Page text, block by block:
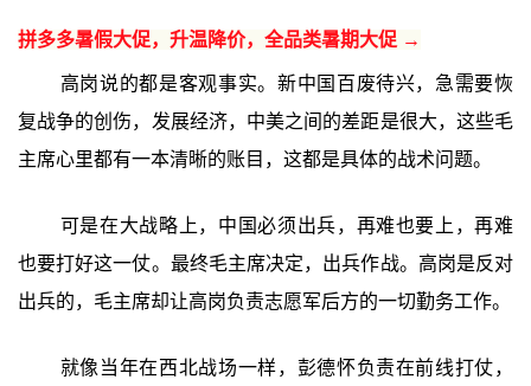
拼多多暑假大促，升温降价，全品类暑期大促 →
高岗说的都是客观事实。新中国百废待兴，急需要恢
复战争的创伤，发展经济，中美之间的差距是很大，这些毛
主席心里都有一本清晰的账目，这都是具体的战术问题。
可是在大战略上，中国必须出兵，再难也要上，再难
也要打好这一仗。最终毛主席决定，出兵作战。高岗是反对
出兵的，毛主席却让高岗负责志愿军后方的一切勤务工作。
就像当年在西北战场一样，彭德怀负责在前线打仗，